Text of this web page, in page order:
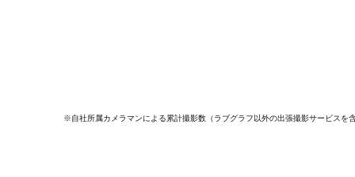
※自社所属カメラマンによる累計撮影数（ラブグラフ以外の出張撮影サービスを